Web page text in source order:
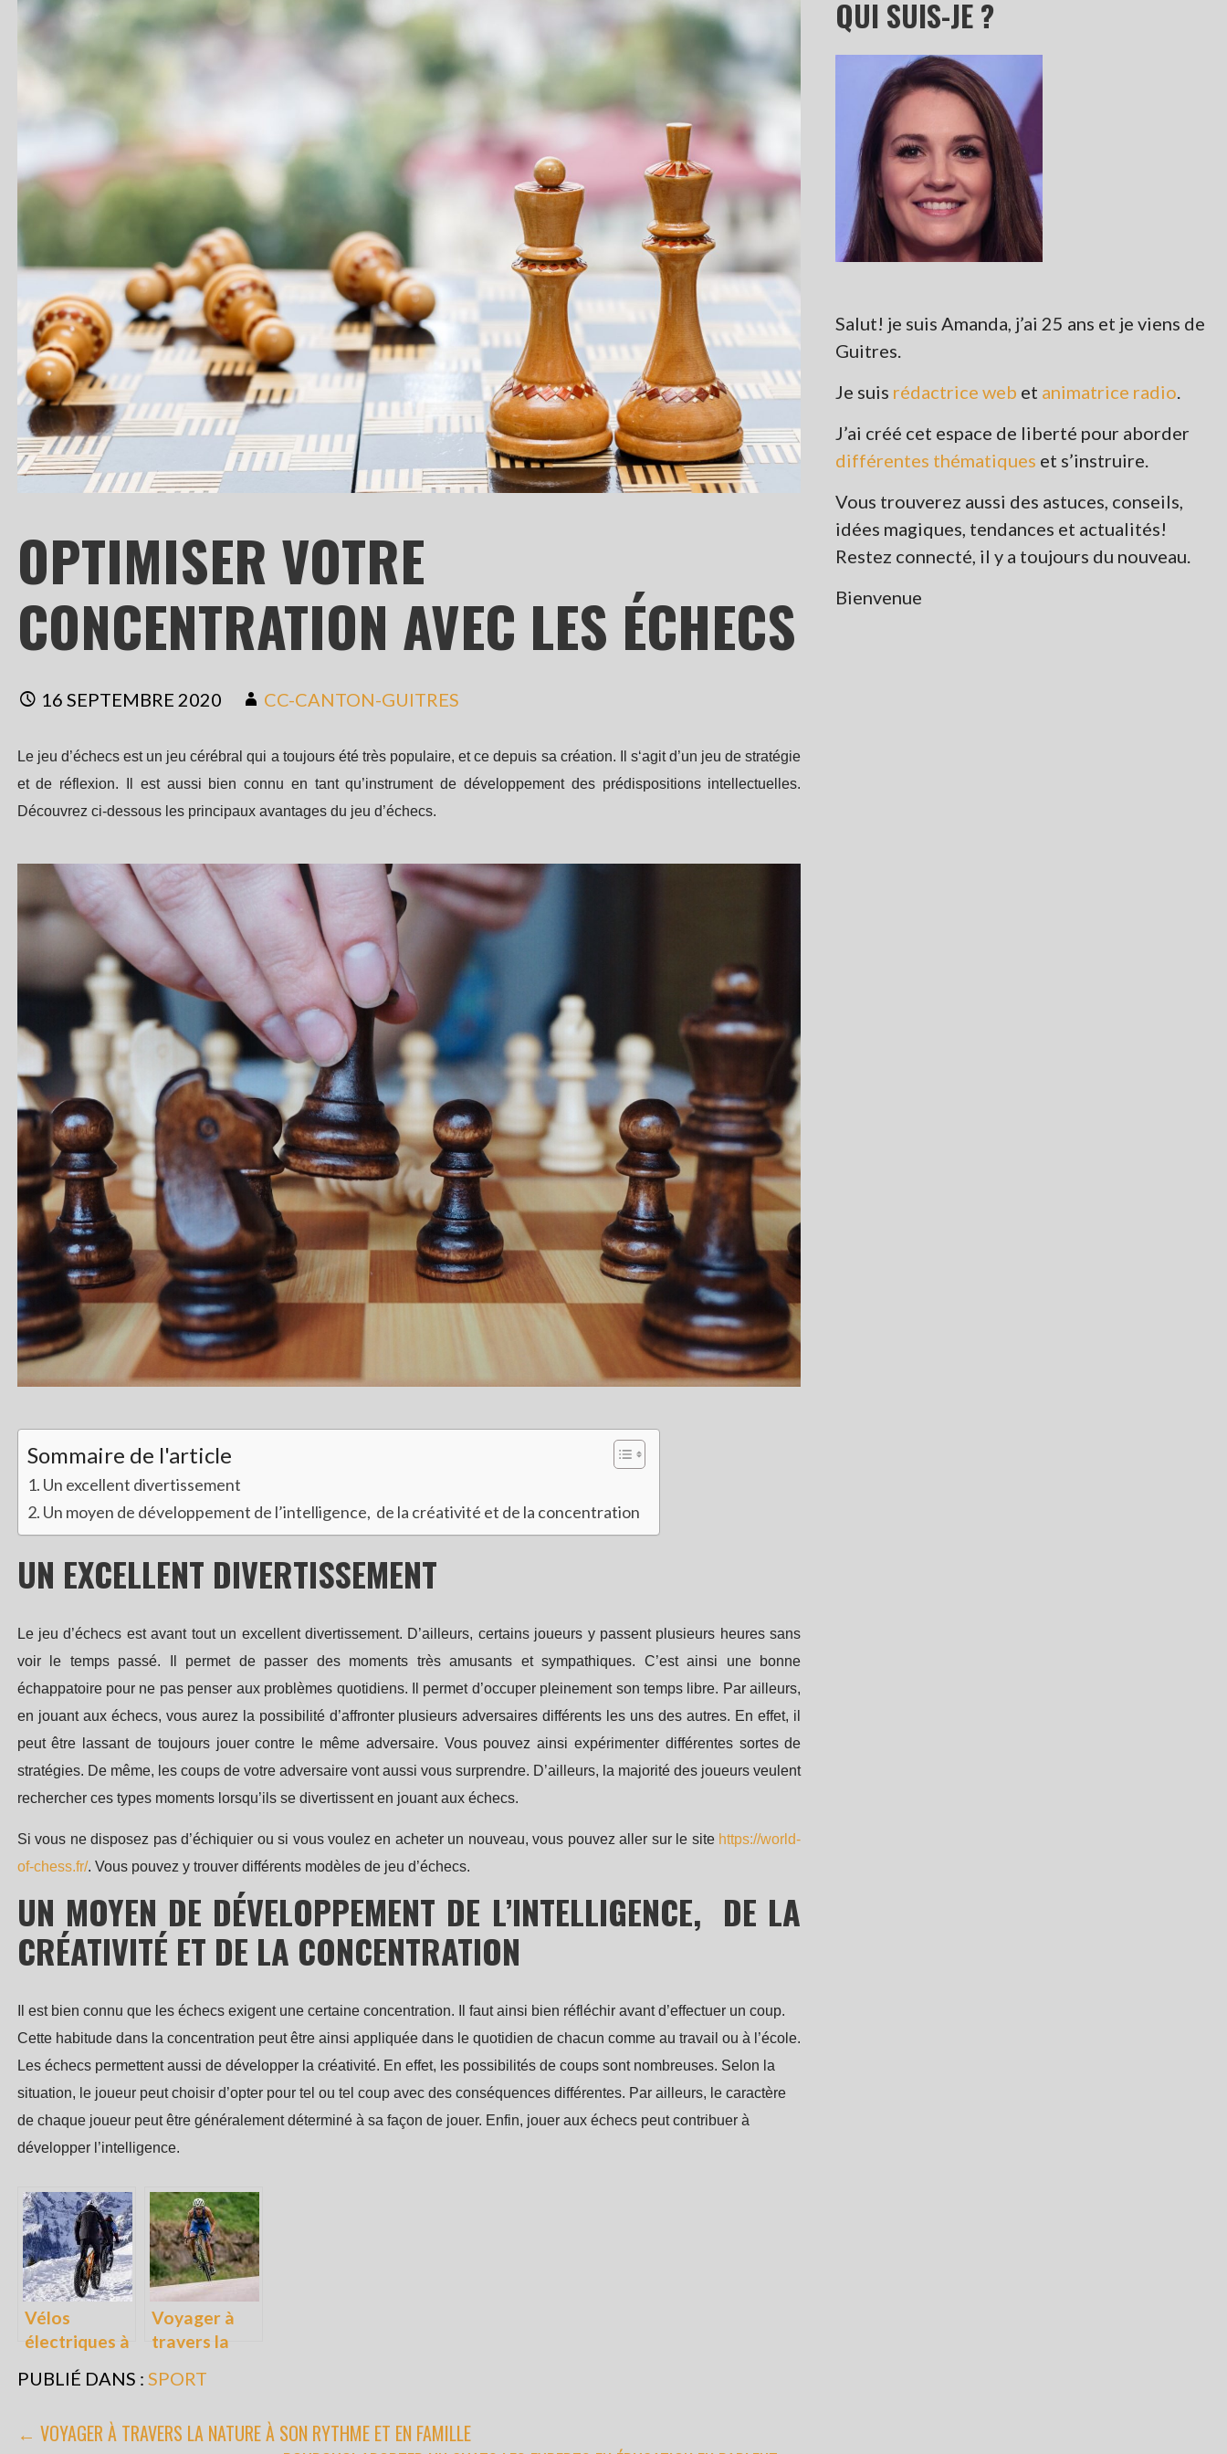
OPTIMISER VOTRE
CONCENTRATION AVEC LES ÉCHECS
16 SEPTEMBRE 2020 CC-CANTON-GUITRES
Le jeu d’échecs est un jeu cérébral qui a toujours été très populaire, et ce depuis sa création. Il s‘agit d’un jeu de stratégie
et de réflexion. Il est aussi bien connu en tant qu’instrument de développement des prédispositions intellectuelles.
Découvrez ci-dessous les principaux avantages du jeu d’échecs.
Sommaire de l'article
Un excellent divertissement
Un moyen de développement de l’intelligence, de la créativité et de la concentration
UN EXCELLENT DIVERTISSEMENT
Le jeu d’échecs est avant tout un excellent divertissement. D’ailleurs, certains joueurs y passent plusieurs heures sans
voir le temps passé. Il permet de passer des moments très amusants et sympathiques. C’est ainsi une bonne
échappatoire pour ne pas penser aux problèmes quotidiens. Il permet d’occuper pleinement son temps libre. Par ailleurs,
en jouant aux échecs, vous aurez la possibilité d’affronter plusieurs adversaires différents les uns des autres. En effet, il
peut être lassant de toujours jouer contre le même adversaire. Vous pouvez ainsi expérimenter différentes sortes de
stratégies. De même, les coups de votre adversaire vont aussi vous surprendre. D’ailleurs, la majorité des joueurs veulent
rechercher ces types moments lorsqu’ils se divertissent en jouant aux échecs.
Si vous ne disposez pas d’échiquier ou si vous voulez en acheter un nouveau, vous pouvez aller sur le site https://world-
of-chess.fr/. Vous pouvez y trouver différents modèles de jeu d’échecs.
UN MOYEN DE DÉVELOPPEMENT DE L’INTELLIGENCE, DE LA
CRÉATIVITÉ ET DE LA CONCENTRATION
Il est bien connu que les échecs exigent une certaine concentration. Il faut ainsi bien réfléchir avant d’effectuer un coup.
Cette habitude dans la concentration peut être ainsi appliquée dans le quotidien de chacun comme au travail ou à l’école.
Les échecs permettent aussi de développer la créativité. En effet, les possibilités de coups sont nombreuses. Selon la
situation, le joueur peut choisir d’opter pour tel ou tel coup avec des conséquences différentes. Par ailleurs, le caractère
de chaque joueur peut être généralement déterminé à sa façon de jouer. Enfin, jouer aux échecs peut contribuer à
développer l’intelligence.
Vélos
électriques à
gros pneus
Voyager à
travers la
rythme et en
PUBLIÉ DANS : SPORT
NAVIGATION
← VOYAGER À TRAVERS LA NATURE À SON RYTHME ET EN FAMILLE
QUI SUIS-JE ?
Salut! je suis Amanda, j’ai 25 ans et je viens de
Guitres.
Je suis rédactrice web et animatrice radio.
J’ai créé cet espace de liberté pour aborder
différentes thématiques et s’instruire.
Vous trouverez aussi des astuces, conseils,
idées magiques, tendances et actualités!
Restez connecté, il y a toujours du nouveau.
Bienvenue